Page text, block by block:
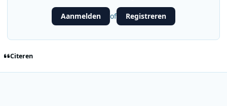
Aanmelden of Registreren
Citeren